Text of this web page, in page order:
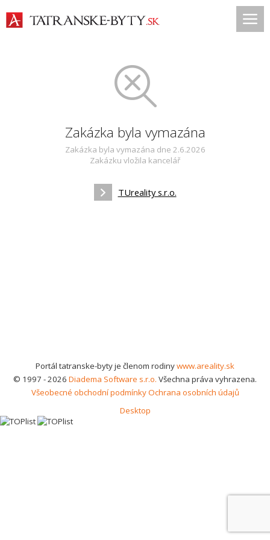
Zakázka byla vymazána
Zakázka byla vymazána dne 2.6.2026
Zakázku vložila kancelář
TUreality s.r.o.
Portál tatranske-byty je členom rodinywww.areality.sk
© 1997 - 2026 Diadema Software s.r.o. Všechna práva vyhrazena.
Všeobecné obchodní podmínkyOchrana osobních údajů
Desktop